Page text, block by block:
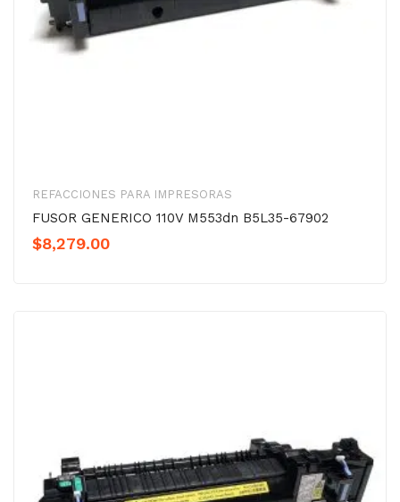
REFACCIONES PARA IMPRESORAS
FUSOR GENERICO 110V M553dn B5L35-67902
$8,279.00